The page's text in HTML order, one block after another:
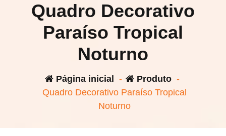
Quadro Decorativo
Paraíso Tropical
Noturno
Página inicial - Produto -
Quadro Decorativo Paraíso Tropical
Noturno